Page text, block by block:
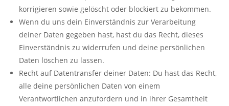
korrigieren sowie gelöscht oder blockiert zu bekommen.
Wenn du uns dein Einverständnis zur Verarbeitung
deiner Daten gegeben hast, hast du das Recht, dieses
Einverständnis zu widerrufen und deine persönlichen
Daten löschen zu lassen.
Recht auf Datentransfer deiner Daten: Du hast das Recht,
alle deine persönlichen Daten von einem
Verantwortlichen anzufordern und in ihrer Gesamtheit